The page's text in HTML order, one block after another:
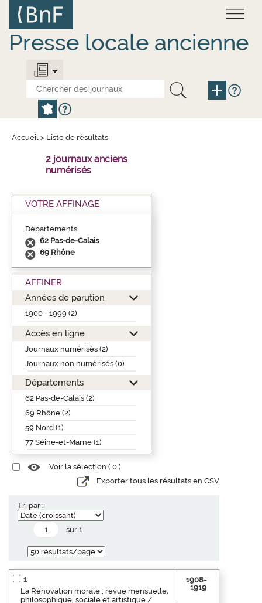
contenu
principal
Presse locale ancienne
Accueil > Liste de résultats
2 journaux anciens
numérisés
VOTRE AFFINAGE
Départements
62 Pas-de-Calais
69 Rhône
AFFINER
Années de parution
1900 - 1999 (2)
Accès en ligne
Journaux numérisés (2)
Journaux non numérisés (0)
Départements
62 Pas-de-Calais (2)
69 Rhône (2)
59 Nord (1)
77 Seine-et-Marne (1)
Voir la sélection ( 0 )
Exporter tous les résultats en CSV
Tri par :
sur 1
1
La Rénovation morale : revue mensuelle,
philosophique, sociale et artistique /
1908-
1919
Panneau de gestion des cookies